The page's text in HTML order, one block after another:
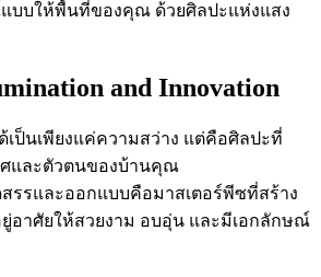
บบให้พื้นที่ของคุณ ด้วยศิลปะแห่งแสง
and Innovation
ด้เป็นเพียงแค่ความสว่าง แต่คือศิลปะที่
ศและตัวตนของบ้านคุณ
รรและออกแบบคือมาสเตอร์พีซที่สร้าง
อาศัยให้สวยงาม อบอุ่น และมีเอกลักษณ์